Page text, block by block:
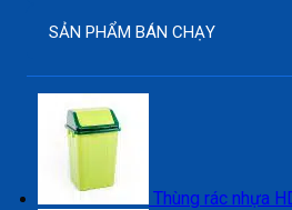
SẢN PHẨM BÁN CHẠY
Thùng rác nhựa